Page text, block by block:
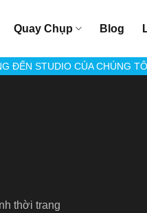
Quay Chụp Blog
ĐẾN STUDIO CỦA CHÚNG
thời trang